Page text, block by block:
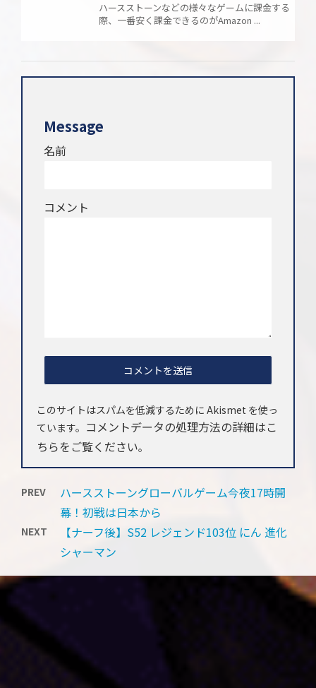
ハースストーンなどの様々なゲームに課金する
際、一番安く課金できるのがAmazon ...
Message
名前
コメント
このサイトはスパムを低減するために Akismet を使っ
ています。 コメントデータの処理方法の詳細はこ
ちらをご覧ください。
PREV
ハースストーングローバルゲーム今夜17時開
幕！初戦は日本から
NEXT
【ナーフ後】S52 レジェンド103位 にん 進化
シャーマン